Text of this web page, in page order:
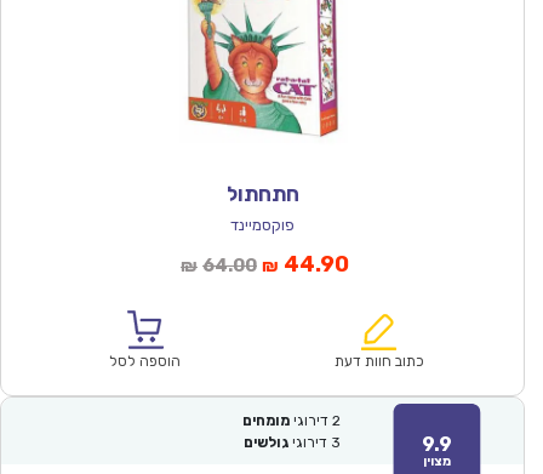
חתחתול
פוקסמיינד
₪ 64.00המחיר
₪64.00.
₪ 44.90המחיר
הוא:
כתוב חוות דעת הוספה לסל
9.9
מצוין
2 דירוגי מומחים
3 דירוגי גולשים